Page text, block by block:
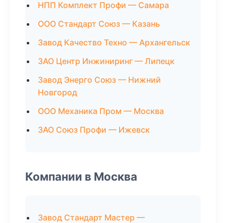
НПП Комплект Профи — Самара
ООО Стандарт Союз — Казань
Завод Качество Техно — Архангельск
ЗАО Центр Инжиниринг — Липецк
Завод Энерго Союз — Нижний
Новгород
ООО Механика Пром — Москва
ЗАО Союз Профи — Ижевск
Компании в Москва
Завод Стандарт Мастер —